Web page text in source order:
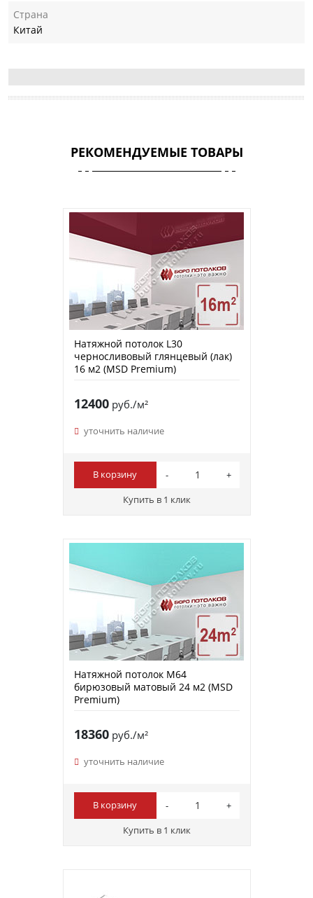
Страна
Китай
РЕКОМЕНДУЕМЫЕ ТОВАРЫ
Натяжной потолок L30
черносливовый глянцевый (лак)
16 м2 (MSD Premium)
12400руб./м²
уточнить наличие
В корзину
Купить в 1 клик
Натяжной потолок M64
бирюзовый матовый 24 м2 (MSD
Premium)
18360руб./м²
уточнить наличие
В корзину
Купить в 1 клик